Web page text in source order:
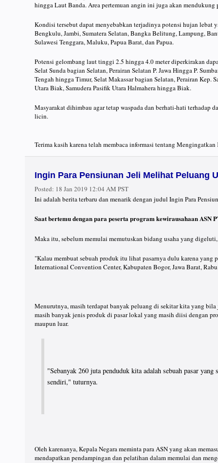
hingga Laut Banda. Area pertemuan angin ini juga akan
Kondisi tersebut dapat menyebabkan terjadinya potensi hujan lebat
Bengkulu, Jambi, Sumatera Selatan, Bangka Belitung, Lampung,
Sulawesi Tenggara, Maluku, Papua Barat, dan Papua.
Potensi gelombang laut tinggi 2.5 hingga 4.0 meter diperkirakan
Selat Sunda bagian Selatan, Perairan Selatan P. Jawa Hingga P.
Tengah hingga Timur, Selat Makassar bagian Selatan, Perairan Kep.
Utara Biak, Samudera Pasifik Utara Halmahera hingga Biak.
Masyarakat dihimbau agar tetap waspada dan berhati-hati
licin.
Terima kasih karena telah membaca informasi tentang
Ingin Para Pensiunan Jeli Melihat Peluang
Posted: 18 Jan 2019 12:04 AM PST
Ini adalah berita terbaru dan menarik dengan judul Ingin Para
Saat bertemu dengan para peserta program kewirausahaan
Maka itu, sebelum memulai memutuskan bidang usaha yang
"Kalau membuat sebuah produk itu lihat pasarnya dulu karena
International Convention Center, Kabupaten Bogor, Jawa Barat,
Menurutnya, masih terdapat banyak peluang di sekitar kita yang bila
masih banyak jenis produk di pasar lokal yang masih diisi dengan
maupun luar.
"Sebanyak 260 juta penduduk kita adalah sebuah pasar
sendiri," tuturnya.
Oleh karenanya, Kepala Negara meminta para ASN yang akan
mendapatkan pendampingan dan pelatihan dalam memulai dan